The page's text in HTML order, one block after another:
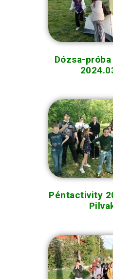
Dózsa-
Péntactivity